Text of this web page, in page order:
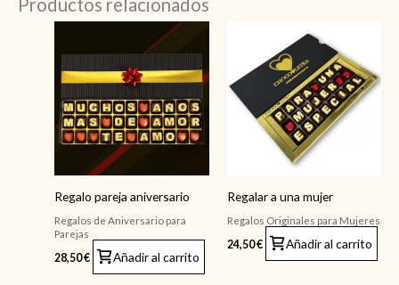
Regalo pareja aniversario
Regalos de Aniversario para
Parejas
28,50€ Añadir al carrito
Regalar a una mujer
Regalos Originales para Mujeres
24,50€ Añadir al carrito